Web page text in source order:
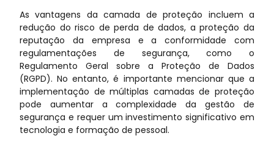
As vantagens da camada de proteção incluem a
redução do risco de perda de dados, a proteção da
reputação da empresa e a conformidade com
regulamentações de segurança, como o
Regulamento Geral sobre a Proteção de Dados
(RGPD). No entanto, é importante mencionar que a
implementação de múltiplas camadas de proteção
pode aumentar a complexidade da gestão de
segurança e requer um investimento significativo em
tecnologia e formação de pessoal.